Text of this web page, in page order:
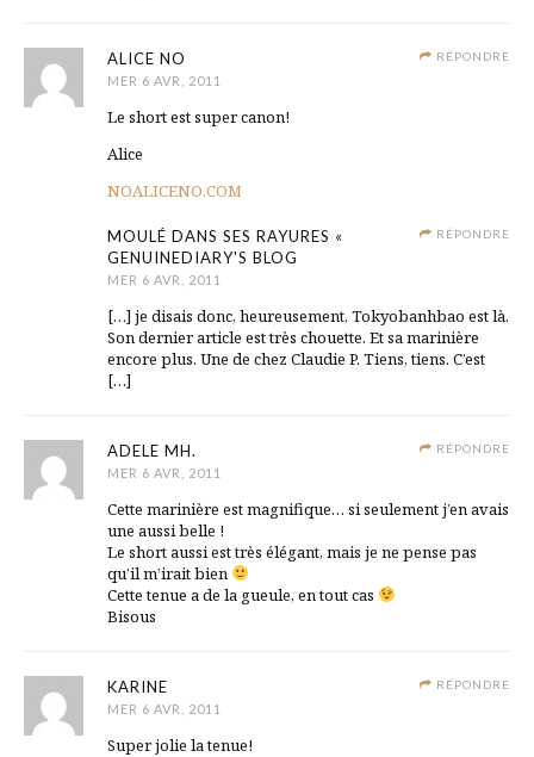
RÉPONDRE
ALICE NO
MER 6 AVR, 2011
Le short est super canon!
Alice
NOALICENO.COM
RÉPONDRE
MOULÉ DANS SES RAYURES «
GENUINEDIARY'S BLOG
MER 6 AVR, 2011
[…] je disais donc, heureusement, Tokyobanhbao est là.
Son dernier article est très chouette. Et sa marinière
encore plus. Une de chez Claudie P. Tiens, tiens. C’est
[…]
RÉPONDRE
ADELE MH.
MER 6 AVR, 2011
Cette marinière est magnifique… si seulement j’en avais
une aussi belle !
Le short aussi est très élégant, mais je ne pense pas
qu’il m’irait bien
Cette tenue a de la gueule, en tout cas
Bisous
RÉPONDRE
KARINE
MER 6 AVR, 2011
Super jolie la tenue!